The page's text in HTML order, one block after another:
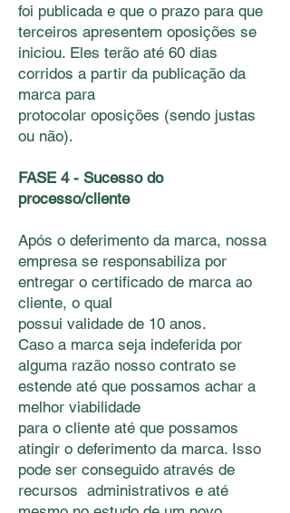
foi publicada e que o prazo para que
terceiros apresentem oposições se
iniciou. Eles terão até 60 dias
corridos a partir da publicação da
marca para
protocolar oposições (sendo justas
ou não).
FASE 4 - Sucesso do
processo/cliente
Após o deferimento da marca, nossa
empresa se responsabiliza por
entregar o certiﬁcado de marca ao
cliente, o qual
possui validade de 10 anos.
Caso a marca seja indeferida por
alguma razão nosso contrato se
estende até que possamos achar a
melhor viabilidade
para o cliente até que possamos
atingir o deferimento da marca. Isso
pode ser conseguido através de
recursos administrativos e até